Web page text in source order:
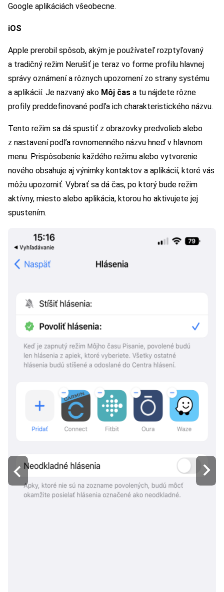
Google aplikáciách všeobecne.
iOS
Apple prerobil spôsob, akým je používateľ rozptyľovaný
a tradičný režim Nerušiť je teraz vo forme profilu hlavnej
správy oznámení a rôznych upozornení zo strany systému
a aplikácií. Je nazvaný ako Môj čas a tu nájdete rôzne
profily preddefinované podľa ich charakteristického názvu.
Tento režim sa dá spustiť z obrazovky predvolieb alebo
z nastavení podľa rovnomenného názvu hneď v hlavnom
menu. Prispôsobenie každého režimu alebo vytvorenie
nového obsahuje aj výnimky kontaktov a aplikácií, ktoré vás
môžu upozorniť. Vybrať sa dá čas, po ktorý bude režim
aktívny, miesto alebo aplikácia, ktorou ho aktivujete jej
spustením.